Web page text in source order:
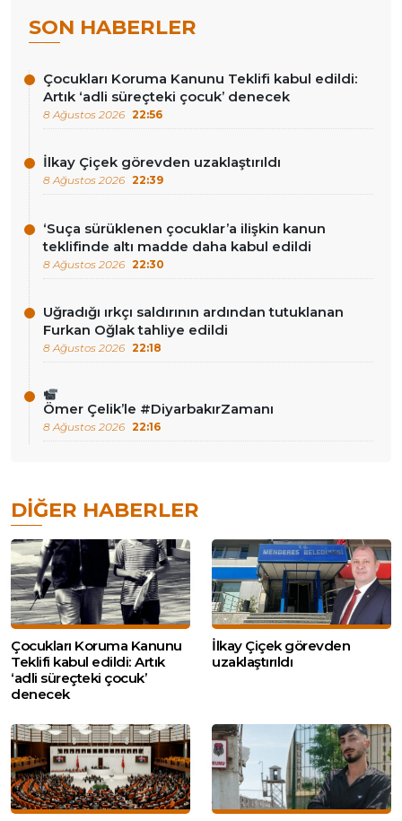
SON HABERLER
Çocukları Koruma Kanunu Teklifi kabul edildi:
Artık ‘adli süreçteki çocuk’ denecek
8 Ağustos 2026 22:56
İlkay Çiçek görevden uzaklaştırıldı
8 Ağustos 2026 22:39
‘Suça sürüklenen çocuklar’a ilişkin kanun
teklifinde altı madde daha kabul edildi
8 Ağustos 2026 22:30
Uğradığı ırkçı saldırının ardından tutuklanan
Furkan Oğlak tahliye edildi
8 Ağustos 2026 22:18
Ömer Çelik’le #DiyarbakırZamanı
8 Ağustos 2026 22:16
DIĞER HABERLER
Çocukları Koruma Kanunu
Teklifi kabul edildi: Artık
‘adli süreçteki çocuk’
denecek
İlkay Çiçek görevden
uzaklaştırıldı